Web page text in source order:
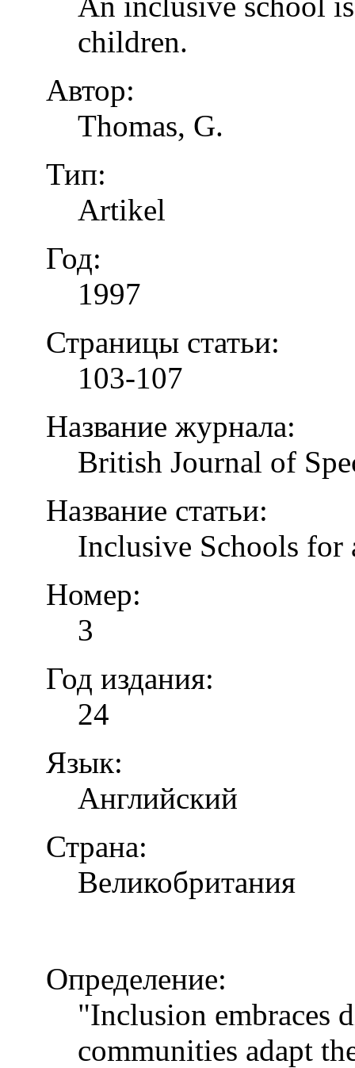
children.
Автор:
Thomas, G.
Тип:
Artikel
Год:
1997
Страницы статьи:
103-107
Название журнала:
British Journal of
Название статьи:
Inclusive Schools for
Номер:
3
Год издания:
24
Язык:
Английский
Страна:
Великобритания
Определение:
"Inclusion embraces
communities adapt